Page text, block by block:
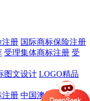
注册 国际商标保险注册
受理集体商标注册 受
图文设计 LOGO精品
注册 中国澳门商标注册